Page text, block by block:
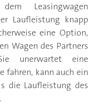
Leasingwagen
Laufleistung knapp
eine Option,
Wagen des Partners
unerwartet eine
fahren, kann auch ein
die Laufleistung des